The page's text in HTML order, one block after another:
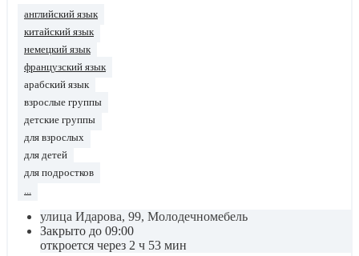
английский язык
китайский язык
немецкий язык
французский язык
арабский язык
взрослые группы
детские группы
для взрослых
для детей
для подростков
...
улица Идарова, 99, Молодечномебель
Закрыто до 09:00
откроется через 2 ч 53 мин